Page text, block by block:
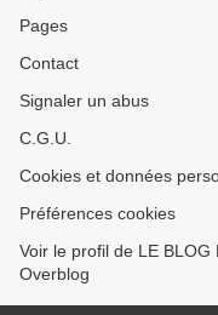
Pages
Contact
Signaler un abus
C.G.U.
Cookies et données
Préférences cookies
Voir le profil de LE
Overblog